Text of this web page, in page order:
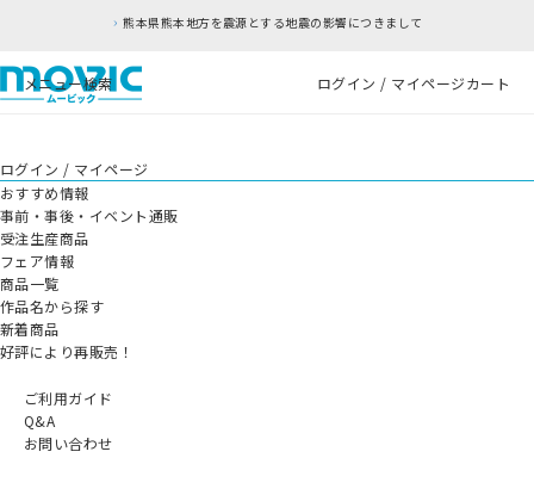
熊本県熊本地方を震源とする地震の影響につきまして
メニュー検索 ログイン / マイページカート
ログイン / マイページ
おすすめ情報
事前・事後・イベント通販
受注生産商品
フェア情報
商品一覧
作品名から探す
新着商品
好評により再販売！
ご利用ガイド
Q&A
お問い合わせ